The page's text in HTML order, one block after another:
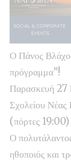
Ο Πάνος
πρόγραμμα”!
Παρασκευή 27
Σχολείου
(πόρτες 19:00)
Ο
ηθοποιός και